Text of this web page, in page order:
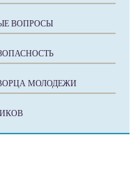
ВОПРОСЫ
МОЛОДЕЖИ